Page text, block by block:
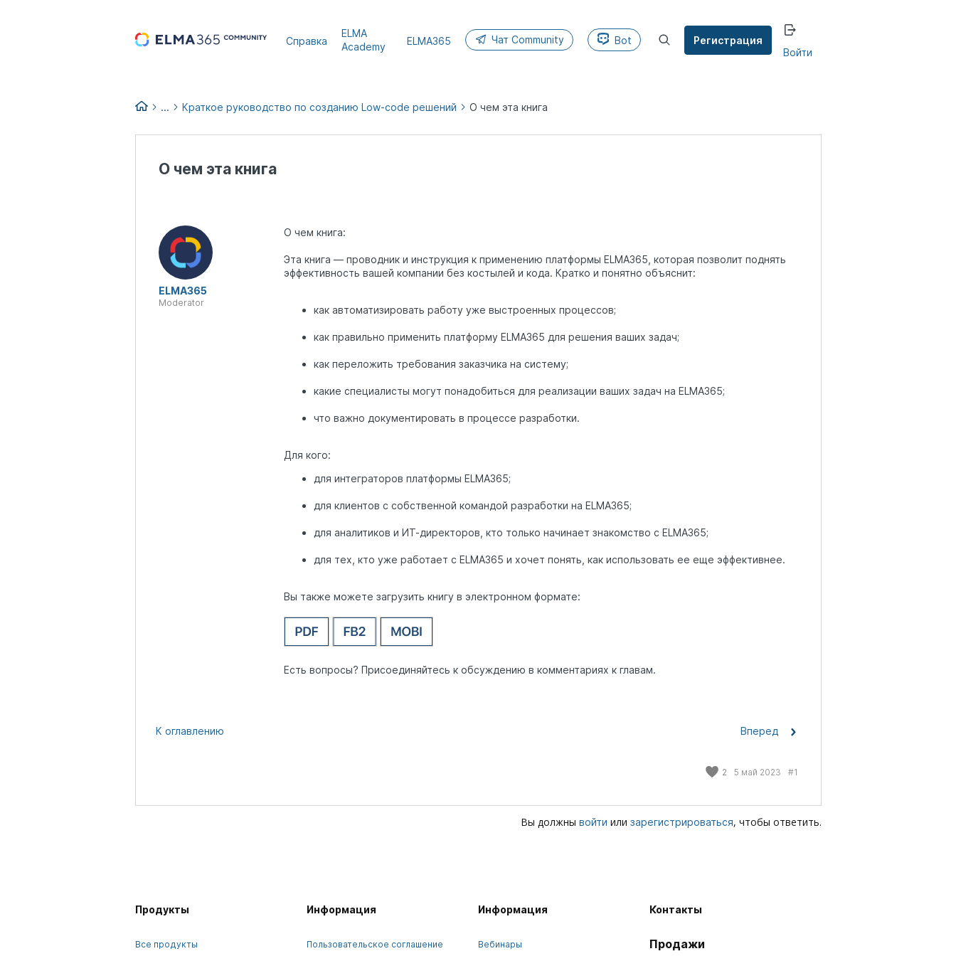
Справка
ELMA
Academy
ELMA365 Чат Community Bot
Регистрация
Войти
...
Low-code books
Краткое руководство по созданию Low-code решений О чем эта книга
О чем эта книга
ELMA365
Moderator
О чем книга:
Эта книга — проводник и инструкция к применению платформы ELMA365, которая позволит поднять
эффективность вашей компании без костылей и кода. Кратко и понятно объяснит:
как автоматизировать работу уже выстроенных процессов;
как правильно применить платформу ELMA365 для решения ваших задач;
как переложить требования заказчика на систему;
какие специалисты могут понадобиться для реализации ваших задач на ELMA365;
что важно документировать в процессе разработки.
Для кого:
для интеграторов платформы ELMA365;
для клиентов с собственной командой разработки на ELMA365;
для аналитиков и ИТ-директоров, кто только начинает знакомство с ELMA365;
для тех, кто уже работает с ELMA365 и хочет понять, как использовать ее еще эффективнее.
Вы также можете загрузить книгу в электронном формате:
Есть вопросы? Присоединяйтесь к обсуждению в комментариях к главам.
К оглавлению Вперед
2 5 май 2023 #1
Вы должны войти или зарегистрироваться, чтобы ответить.
Продукты
Все продукты
Информация
Пользовательское соглашение
Информация
Вебинары
Контакты
Продажи